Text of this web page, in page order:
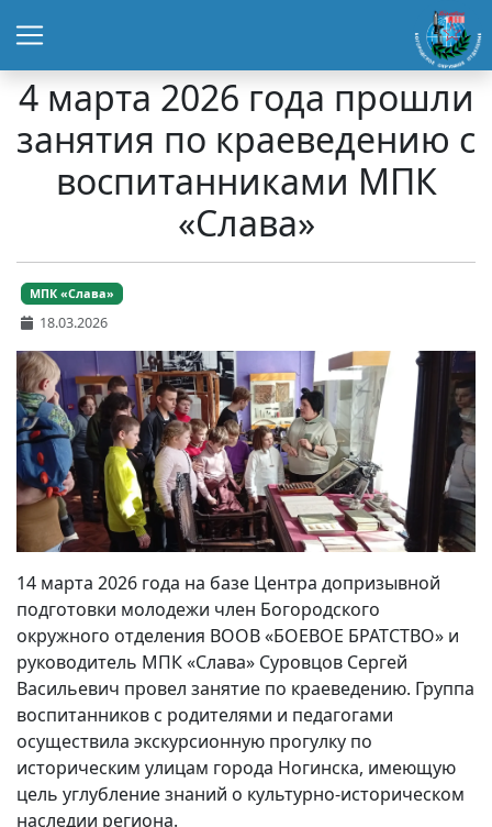
4 марта 2026 года прошли
занятия по краеведению с
воспитанниками МПК
«Слава»
МПК «Слава»
18.03.2026
14 марта 2026 года на базе Центра допризывной
подготовки молодежи член Богородского
окружного отделения ВООВ «БОЕВОЕ БРАТСТВО» и
руководитель МПК «Слава» Суровцов Сергей
Васильевич провел занятие по краеведению. Группа
воспитанников с родителями и педагогами
осуществила экскурсионную прогулку по
историческим улицам города Ногинска, имеющую
цель углубление знаний о культурно-историческом
наследии региона.